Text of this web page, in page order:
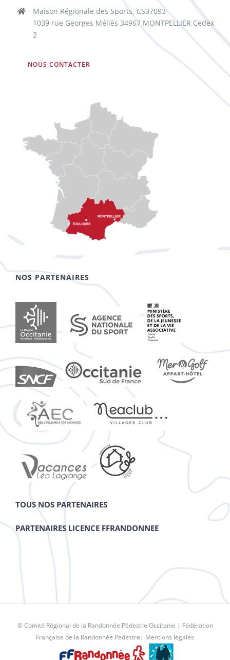
Maison Régionale des Sports, CS37093
1039 rue Georges Méliès 34967 MONTPELLIER Cedex
2
NOUS CONTACTER
NOS PARTENAIRES
TOUS NOS PARTENAIRES
PARTENAIRES LICENCE FFRANDONNEE
© Comité Régional de la Randonnée Pédestre Occitanie | Fédération
Française de la Randonnée Pédestre | Mentions légales